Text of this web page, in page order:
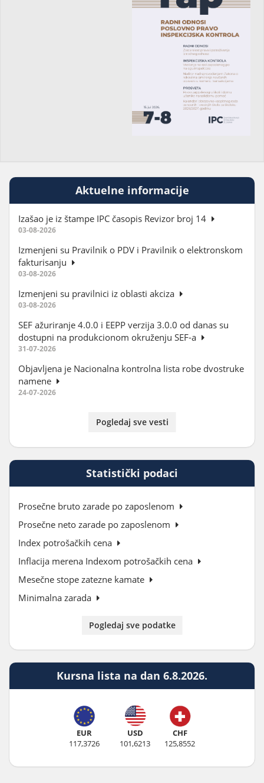
Aktuelne informacije
Izašao je iz štampe IPC časopis Revizor broj 14
03-08-2026
Izmenjeni su Pravilnik o PDV i Pravilnik o elektronskom
fakturisanju
03-08-2026
Izmenjeni su pravilnici iz oblasti akciza
03-08-2026
SEF ažuriranje 4.0.0 i EEPP verzija 3.0.0 od danas su
dostupni na produkcionom okruženju SEF-a
31-07-2026
Objavljena je Nacionalna kontrolna lista robe dvostruke
namene
24-07-2026
Pogledaj sve vesti
Statistički podaci
Prosečne bruto zarade po zaposlenom
Prosečne neto zarade po zaposlenom
Index potrošačkih cena
Inflacija merena Indexom potrošačkih cena
Mesečne stope zatezne kamate
Minimalna zarada
Pogledaj sve podatke
Kursna lista na dan 6.8.2026.
EUR
117,3726
USD
101,6213
CHF
125,8552